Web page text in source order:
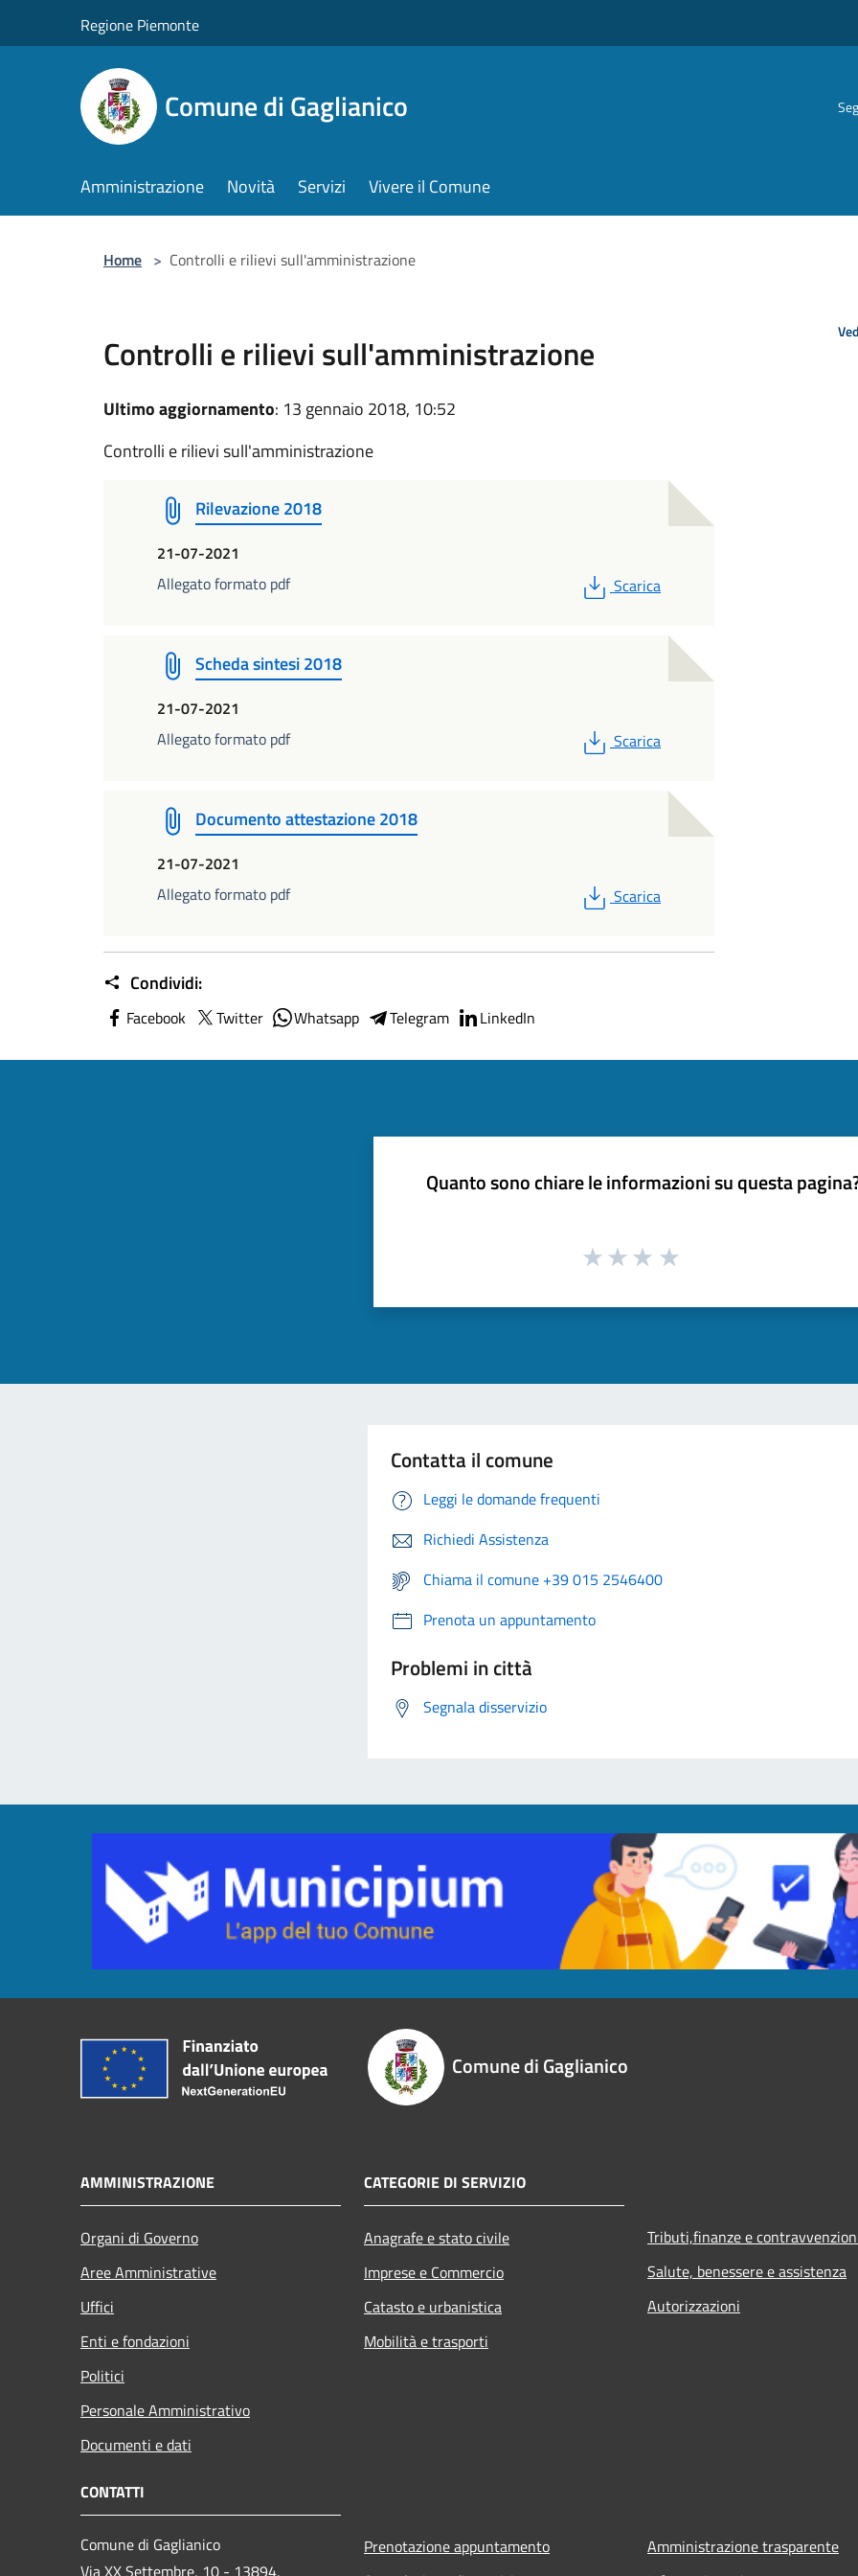
Regione Piemonte
Comune di Gaglianico
Amministrazione Novità Servizi Vivere il Comune
Home > Controlli e rilievi sull'amministrazione
Controlli e rilievi sull'amministrazione
Ultimo aggiornamento: 13 gennaio 2018, 10:52
Controlli e rilievi sull'amministrazione
Rilevazione 2018
21-07-2021
Allegato formato pdf
PDF
Scarica
Scheda sintesi 2018
21-07-2021
Allegato formato pdf
PDF
Scarica
Documento attestazione 2018
21-07-2021
Allegato formato pdf
PDF
Scarica
Condividi:
Facebook Twitter Whatsapp Telegram LinkedIn
Quanto sono chiare le informazioni su questa
Contatta il comune
Leggi le domande frequenti
Richiedi Assistenza
Chiama il comune +39 015 2546400
Prenota un appuntamento
Problemi in città
Segnala disservizio
Comune di Gaglianico
AMMINISTRAZIONE
Organi di Governo
Aree Amministrative
Uffici
Enti e fondazioni
Politici
Personale Amministrativo
Documenti e dati
CATEGORIE DI SERVIZIO
Anagrafe e stato civile
Imprese e Commercio
Catasto e urbanistica
Mobilità e trasporti
Tributi,finanze e
Salute, benessere e assistenza
Autorizzazioni
CONTATTI
Comune di Gaglianico
Via XX Settembre, 10 - 13894,
Prenotazione appuntamento
Amministrazione trasparente